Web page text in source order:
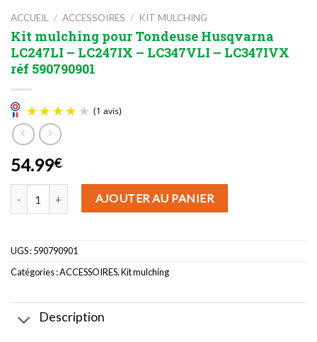
ACCUEIL / ACCESSOIRES / KIT MULCHING
Kit mulching pour Tondeuse Husqvarna
LC247LI – LC247IX – LC347VLI – LC347IVX
réf 590790901
(1 avis)
54.99€
AJOUTER AU PANIER
UGS :590790901
Catégories :ACCESSOIRES,Kit mulching
Description